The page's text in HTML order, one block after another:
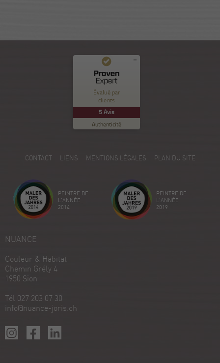
Évalué par
clients
5Avis
Authenticité
Commentaires et expériences des clients pour
Nuance Sion
100
%
Recommandé sur
ProvenExpert.com
EXCELLENT
5.00
/
5
Créez votre propre sceau maintenant
18/12/2025
Voir le profil
CONTACT LIENS MENTIONS LÉGALES PLAN DU SITE
PEINTRE DE
L'ANNÉE
2014
PEINTRE DE
L'ANNÉE
2019
NUANCE
Couleur & Habitat
Chemin Grély 4
1950 Sion
Tél 027 203 07 30
info@nuance-joris.ch